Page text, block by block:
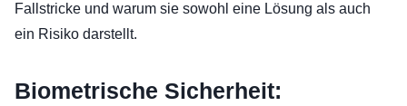
Fallstricke und warum sie sowohl eine Lösung als auch
ein Risiko darstellt.
Biometrische Sicherheit: